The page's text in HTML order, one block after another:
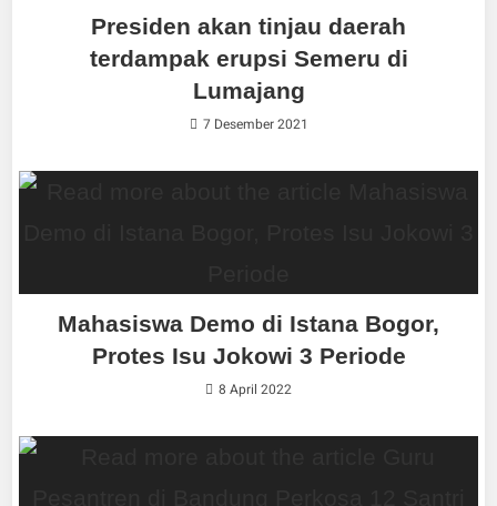
Presiden akan tinjau daerah
terdampak erupsi Semeru di
Lumajang
7 Desember 2021
Mahasiswa Demo di Istana Bogor,
Protes Isu Jokowi 3 Periode
8 April 2022